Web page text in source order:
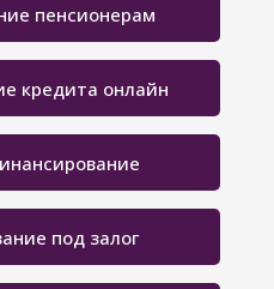
под залог
кредита онлайн
пенсионерам